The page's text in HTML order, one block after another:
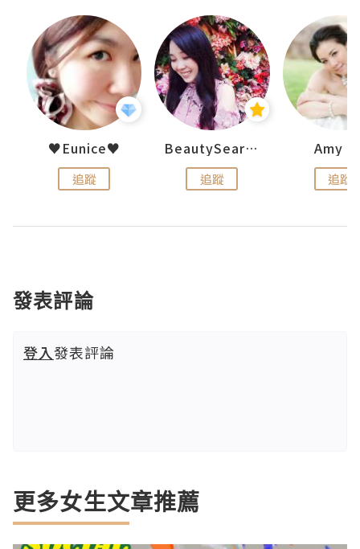
♥Eunice♥
追蹤
BeautySearch
追蹤
Amy
追蹤
發表評論
登入發表評論
更多女生文章推薦